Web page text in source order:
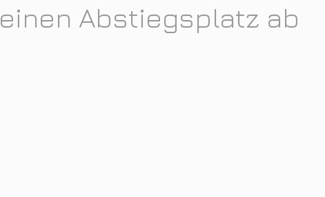
einen Abstiegsplatz ab